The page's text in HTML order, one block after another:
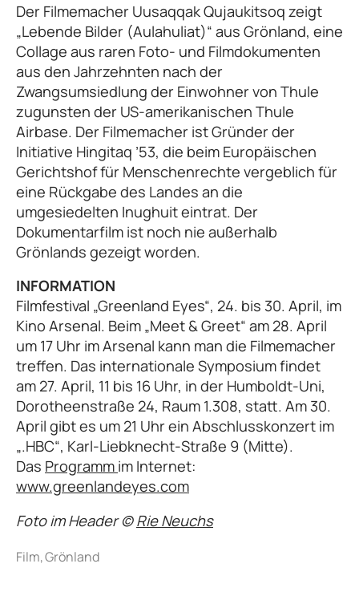
Der Filmemacher Uusaqqak Qujaukitsoq zeigt
„Lebende Bilder (Aulahuliat)“ aus Grönland, eine
Collage aus raren Foto- und Filmdokumenten
aus den Jahrzehnten nach der
Zwangsumsiedlung der Einwohner von Thule
zugunsten der US-amerikanischen Thule
Airbase. Der Filmemacher ist Gründer der
Initiative Hingitaq ’53, die beim Europäischen
Gerichtshof für Menschenrechte vergeblich für
eine Rückgabe des Landes an die
umgesiedelten Inughuit eintrat. Der
Dokumentarfilm ist noch nie außerhalb
Grönlands gezeigt worden.
INFORMATION
Filmfestival „Greenland Eyes“, 24. bis 30. April, im
Kino Arsenal. Beim „Meet & Greet“ am 28. April
um 17 Uhr im Arsenal kann man die Filmemacher
treffen. Das internationale Symposium findet
am 27. April, 11 bis 16 Uhr, in der Humboldt-Uni,
Dorotheenstraße 24, Raum 1.308, statt. Am 30.
April gibt es um 21 Uhr ein Abschlusskonzert im
„.HBC“, Karl-Liebknecht-Straße 9 (Mitte).
Das Programm im Internet:
www.greenlandeyes.com
Foto im Header ©Rie Neuchs